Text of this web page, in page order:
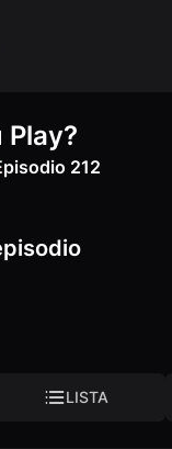
Play?
212
VK OK
LISTA